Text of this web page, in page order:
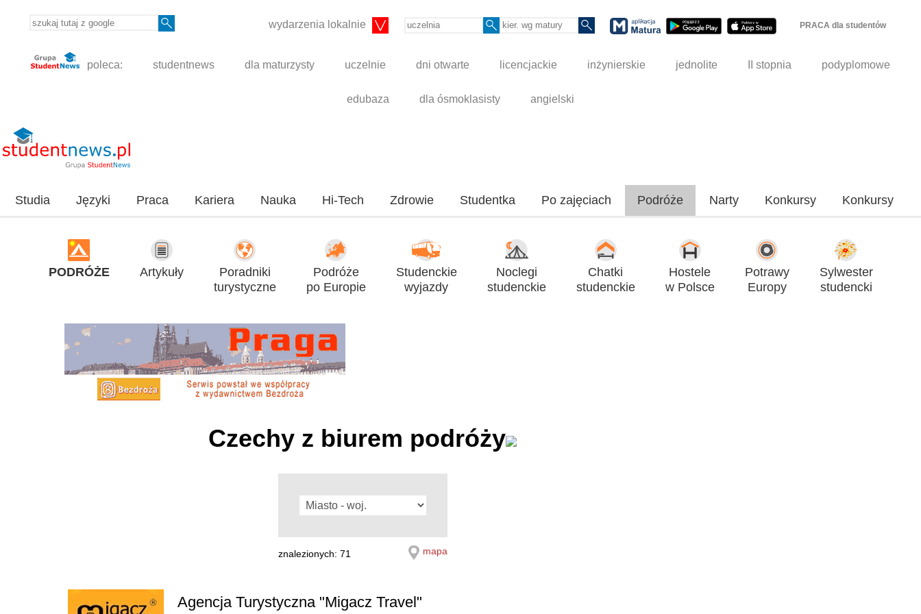
wydarzenia lokalnie PRACA dla studentów
poleca: studentnews dla maturzysty uczelnie dni otwarte licencjackie inżynierskie jednolite II stopnia podyplomowe
edubaza dla ósmoklasisty angielski
Studia Języki Praca Kariera Nauka Hi-Tech Zdrowie Studentka Po zajęciach Podróże Narty Konkursy Konkursy
PODRÓŻE Artykuły
Poradniki
turystyczne
Podróże
po Europie
Studenckie
wyjazdy
Noclegi
studenckie
Chatki
studenckie
Hostele
w Polsce
Potrawy
Europy
Sylwester
studencki
Czechy z biurem podróży
znalezionych: 71 mapa
Agencja Turystyczna "Migacz Travel"